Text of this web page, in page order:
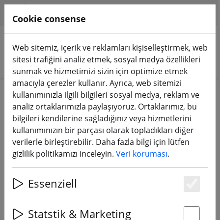
Ürünleri arayın
Home Aksesuarlar
Kablolar - fişler - aletler ve faydalı
eşyalar
Cookie consense
Web sitemiz, içerik ve reklamları kişiselleştirmek, web
sitesi trafiğini analiz etmek, sosyal medya özellikleri
sunmak ve hizmetimizi sizin için optimize etmek
amacıyla çerezler kullanır. Ayrıca, web sitemizi
kullanımınızla ilgili bilgileri sosyal medya, reklam ve
analiz ortaklarımızla paylaşıyoruz. Ortaklarımız, bu
bilgileri kendilerine sağladığınız veya hizmetlerini
kullanımınızın bir parçası olarak topladıkları diğer
verilerle birleştirebilir. Daha fazla bilgi için lütfen
gizlilik politikamızı inceleyin. Veri koruması.
Essenziell
Statstik & Marketing